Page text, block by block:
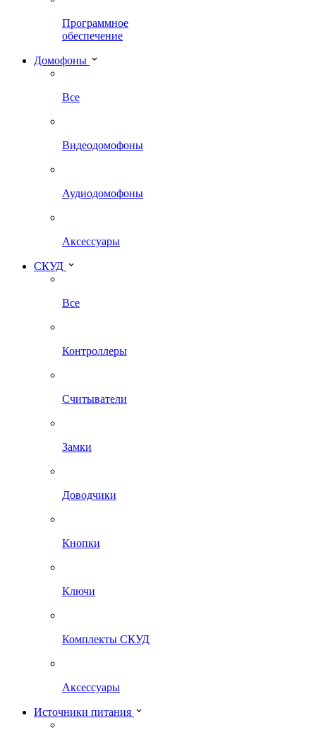
Программное
обеспечение
Домофоны
Все
Видеодомофоны
Аудиодомофоны
Аксессуары
СКУД
Все
Контроллеры
Считыватели
Замки
Доводчики
Кнопки
Ключи
Комплекты СКУД
Аксессуары
Источники питания